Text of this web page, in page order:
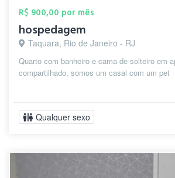
R$ 900,00 por mês
hospedagem
Taquara, Rio de Janeiro - RJ
Quarto com banheiro e cama de solteiro em
compartilhado, somos um casal com um pet
Qualquer sexo